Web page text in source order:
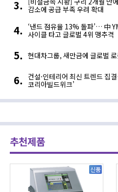
감소에 공급 부족 우려 확대
‘낸드 점유율 13% 돌파’… 中
사이클 타고 글로벌 4위 맹추격
현대차그룹, 새만금에 글로벌
건설·인테리어 최신 트렌드 집
코리아빌드위크’
추천제품
신품